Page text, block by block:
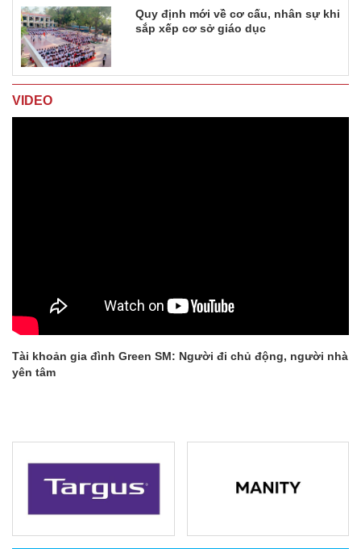
Quy định mới về cơ cấu, nhân sự khi
sắp xếp cơ sở giáo dục
VIDEO
Tài khoản gia đình Green SM: Người đi chủ động, người nhà
yên tâm